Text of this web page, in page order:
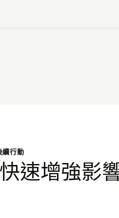
續行動
速增強影